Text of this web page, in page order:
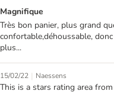
Magnifique
Très bon panier, plus grand
confortable,déhoussable,
plus...
15/02/22 | Naessens
This is a stars rating area